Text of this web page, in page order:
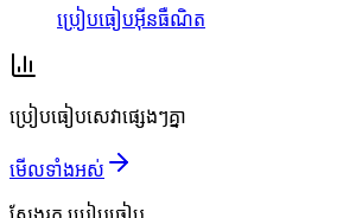
ប្រៀបធៀបអ៊ីនធឺណិត
ប្រៀបធៀបសេវាផ្សេងៗគ្នា
មើលទាំងអស់